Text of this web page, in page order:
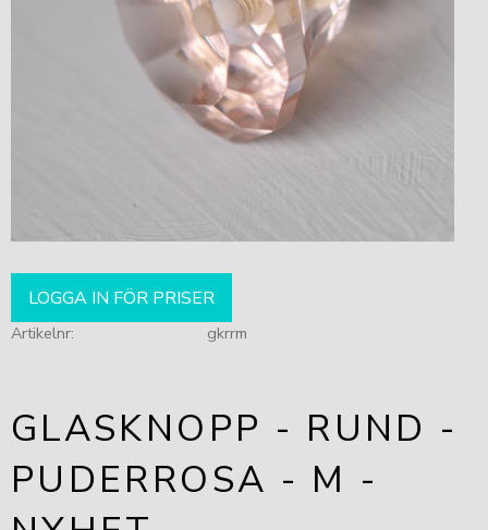
LOGGA IN FÖR PRISER
Artikelnr gkrrm
GLASKNOPP - RUND -
PUDERROSA - M -